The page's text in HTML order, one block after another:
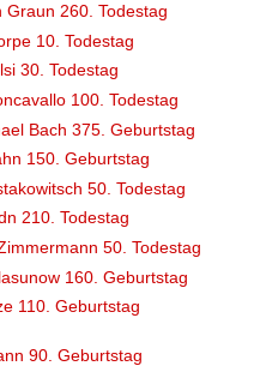
260. Todestag
10. Todestag
30. Todestag
100. Todestag
Bach 375. Geburtstag
150. Geburtstag
50. Todestag
210. Todestag
50. Todestag
160. Geburtstag
110. Geburtstag
90. Geburtstag